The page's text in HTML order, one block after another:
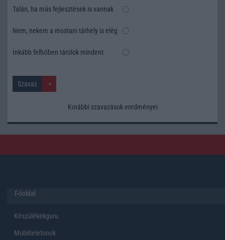
Talán, ha más fejlesztések is vannak
Nem, nekem a mostani tárhely is elég
Inkább felhőben tárolok mindent
Korábbi szavazások eredményei
Főoldal
Készülékekguru
Mobiltelefonok